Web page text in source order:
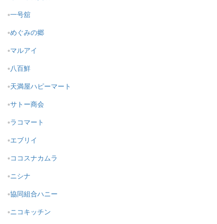
一号舘
めぐみの郷
マルアイ
八百鮮
天満屋ハピーマート
サトー商会
ラコマート
エブリイ
ココスナカムラ
ニシナ
協同組合ハニー
ニコキッチン